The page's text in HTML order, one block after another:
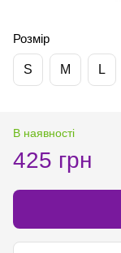
Розмір
S M L
В наявності
425 грн